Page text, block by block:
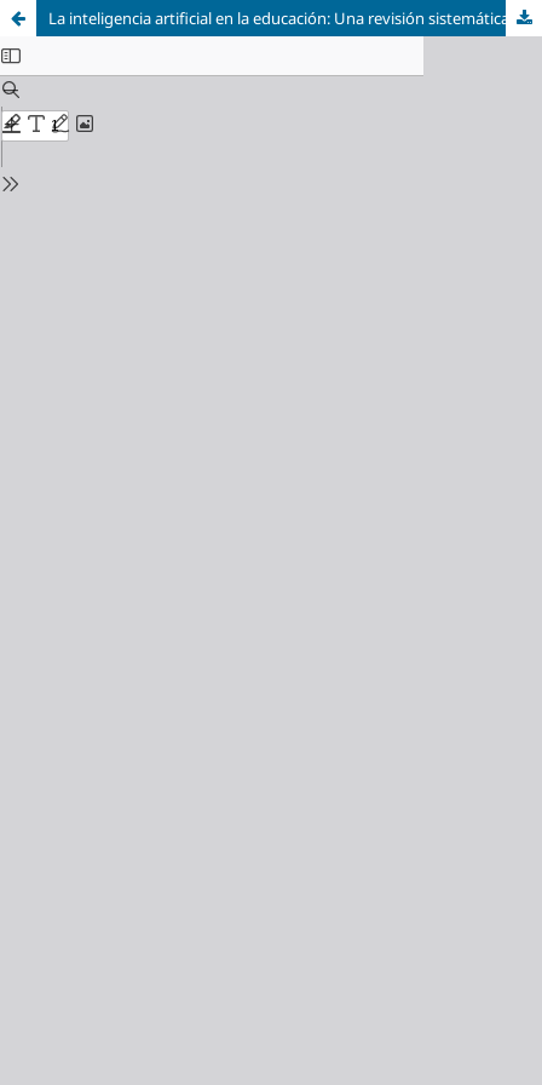
La inteligencia artificial en la educación: Una revisión sistemática de aplicaciones, beneficios y desafíos éticos